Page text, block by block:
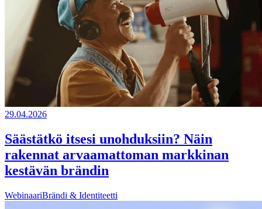
29.04.2026
Säästätkö itsesi unohduksiin? Näin
rakennat arvaamattoman markkinan
kestävän brändin
WebinaariBrändi & Identiteetti